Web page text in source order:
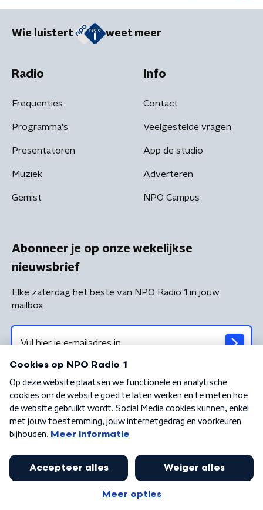
Wie luistert weet meer
Radio
Frequenties
Programma's
Presentatoren
Muziek
Gemist
Info
Contact
Veelgestelde vragen
App de studio
Adverteren
NPO Campus
Abonneer je op onze wekelijkse
nieuwsbrief
Elke zaterdag het beste van NPO Radio 1 in jouw
mailbox
Algemene voorwaarden Privacybeleid